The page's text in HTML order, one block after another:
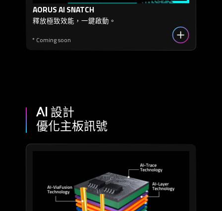
AORUS AI SNATCH
釋放極致效能，一鍵啟動。
* Coming soon
AI 設計
優化主板訊號